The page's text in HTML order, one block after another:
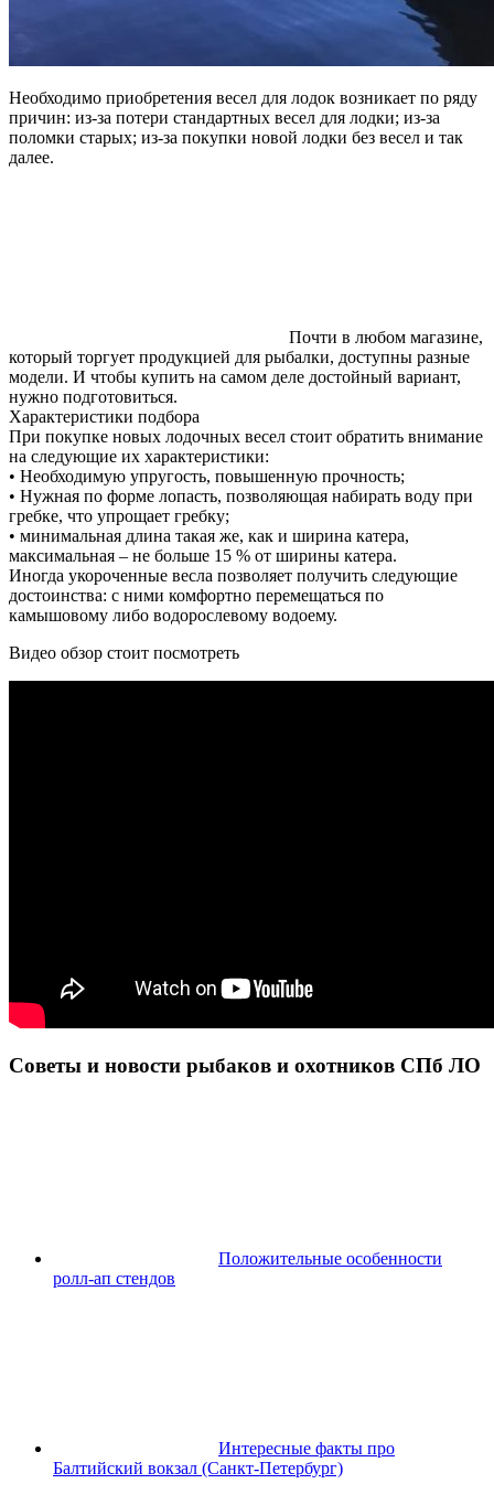
Необходимо приобретения весел для лодок возникает по ряду
причин: из-за потери стандартных весел для лодки; из-за
поломки старых; из-за покупки новой лодки без весел и так
далее.
Почти в любом магазине,
который торгует продукцией для рыбалки, доступны разные
модели. И чтобы купить на самом деле достойный вариант,
нужно подготовиться.
Характеристики подбора
При покупке новых лодочных весел стоит обратить внимание
на следующие их характеристики:
• Необходимую упругость, повышенную прочность;
• Нужная по форме лопасть, позволяющая набирать воду при
гребке, что упрощает гребку;
• минимальная длина такая же, как и ширина катера,
максимальная – не больше 15 % от ширины катера.
Иногда укороченные весла позволяет получить следующие
достоинства: с ними комфортно перемещаться по
камышовому либо водорослевому водоему.
Видео обзор стоит посмотреть
Советы и новости рыбаков и охотников СПб ЛО
Положительные особенности
ролл-ап стендов
Интересные факты про
Балтийский вокзал (Санкт-Петербург)